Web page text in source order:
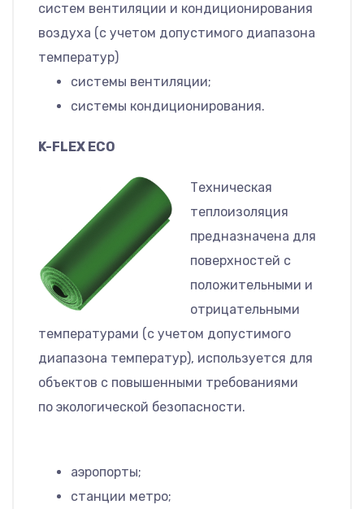
систем вентиляции и кондиционирования
воздуха (с учетом допустимого диапазона
температур)
системы вентиляции;
системы кондиционирования.
K-FLEX ECO
Техническая
теплоизоляция
предназначена для
поверхностей с
положительными и
отрицательными
температурами (с учетом допустимого
диапазона температур), используется для
объектов с повышенными требованиями
по экологической безопасности.
аэропорты;
станции метро;